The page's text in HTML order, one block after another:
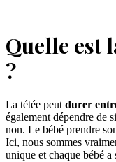
Quelle est
?
La tétée peutdurer
également dépendre de
non. Le bébé prendre
Ici, nous sommes
unique et chaque bébé